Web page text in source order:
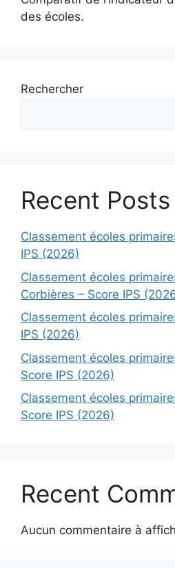
des écoles.
Rechercher
Recent Posts
Classement écoles
IPS (2026)
Classement écoles
Corbières – Score IPS
Classement écoles
IPS (2026)
Classement écoles
Score IPS (2026)
Classement écoles
Score IPS (2026)
Recent
Aucun commentaire à